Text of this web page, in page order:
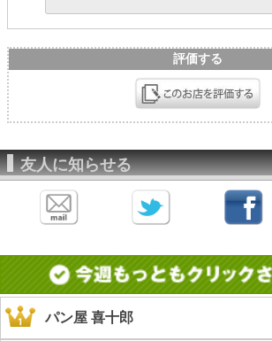
評価する
友人に知らせる
パン屋 喜十郎